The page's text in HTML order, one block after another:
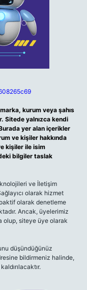
kurum veya şahıs
Sitede yalnızca kendi
yer alan içerikler
ve kişiler hakkında
kişiler ile isim
bilgiler taslak
ve İletişim
olarak hizmet
olarak denetleme
Ancak, üyelerimiz
olup, siteye üye olarak
düşündüğünüz
bildirmeniz halinde,